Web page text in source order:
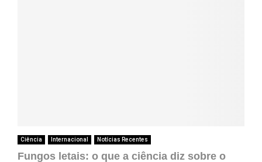
Ciência Internacional Notícias Recentes
Fungos letais: o que a ciência diz sobre o